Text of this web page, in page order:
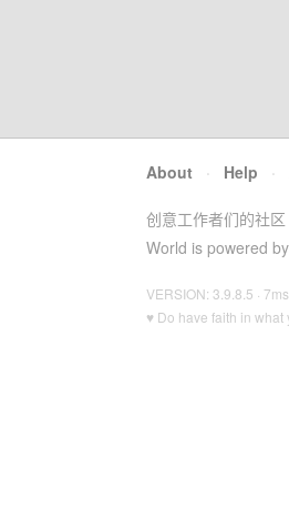
About · Help ·
创意工作者们的社区
World is powered
VERSION: 3.9.8.5 · 7ms
♥ Do have faith in what